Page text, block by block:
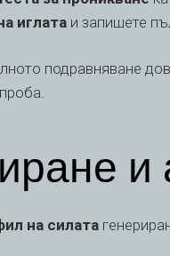
иглата и запишете
подравняване
и
на силата